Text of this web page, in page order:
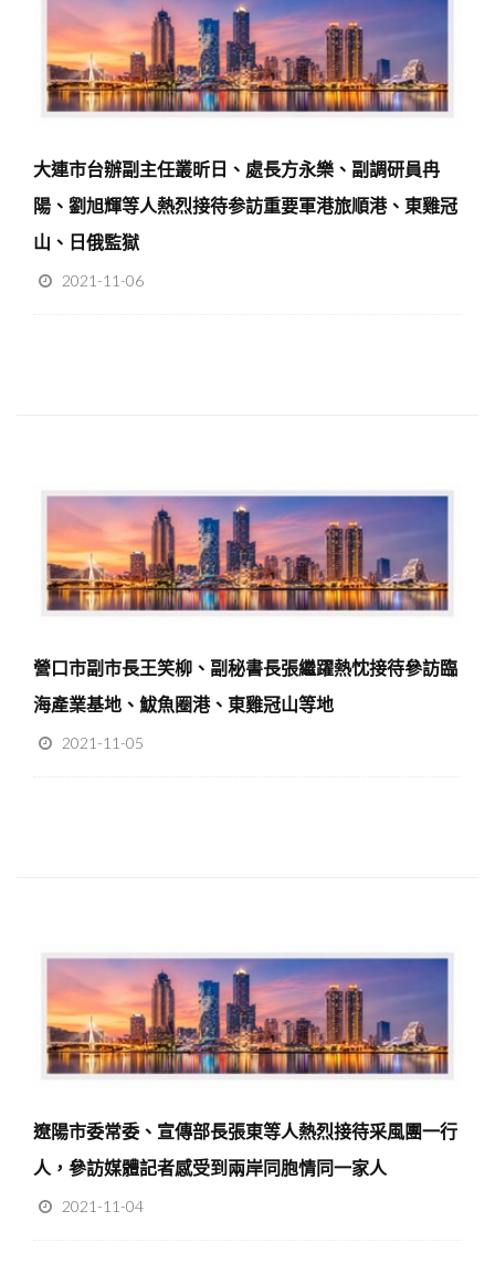
大連市台辦副主任叢昕日、處長方永樂、副調研員冉
陽、劉旭輝等人熱烈接待参訪重要軍港旅順港、東雞冠
山、日俄監獄
2021-11-06
營口市副市長王笑柳、副秘書長張繼躍熱忱接待參訪臨
海產業基地、鮁魚圈港、東雞冠山等地
2021-11-05
遼陽市委常委、宣傳部長張東等人熱烈接待采風團一行
人，參訪媒體記者感受到兩岸同胞情同一家人
2021-11-04